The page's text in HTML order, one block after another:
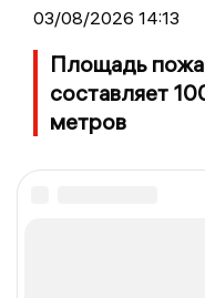
03/08/2026 14:13
Площадь
составляет
метров